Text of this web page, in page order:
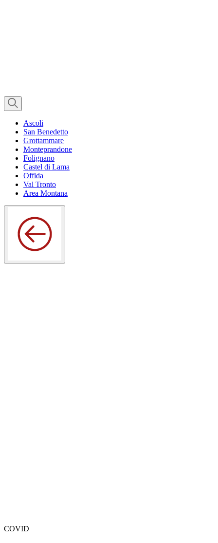
Ascoli
San Benedetto
Grottammare
Monteprandone
Folignano
Castel di Lama
Offida
Val Tronto
Area Montana
COVID